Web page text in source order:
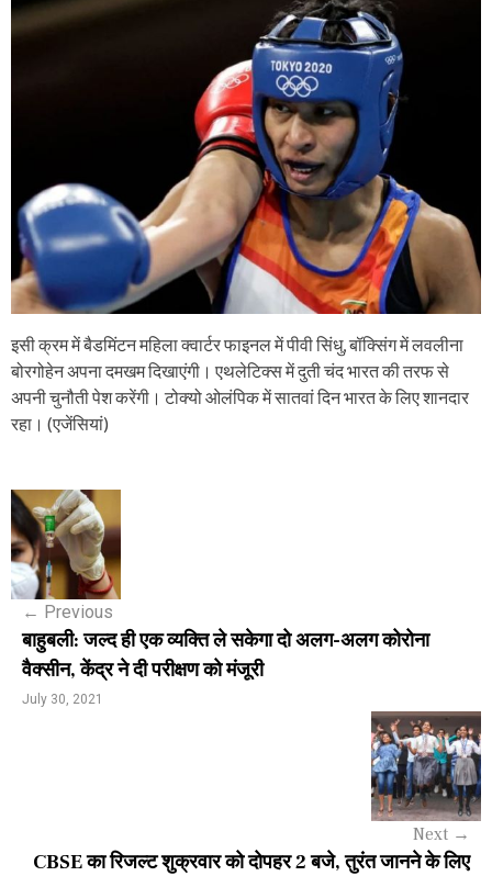
इसी क्रम में बैडमिंटन महिला क्वार्टर फाइनल में पीवी सिंधु, बॉक्सिंग में लवलीना
बोरगोहेन अपना दमखम दिखाएंगी। एथलेटिक्स में दुती चंद भारत की तरफ से
अपनी चुनौती पेश करेंगी। टोक्यो ओलंपिक में सातवां दिन भारत के लिए शानदार
रहा। (एजेंसियां)
P
o
s
n
a
← Previous
बाहुबली: जल्द ही एक व्यक्ति ले सकेगा दो अलग-अलग कोरोना
वैक्सीन, केंद्र ने दी परीक्षण को मंजूरी
July 30, 2021
Next →
CBSE का रिजल्ट शुक्रवार को दोपहर 2 बजे, तुरंत जानने के लिए